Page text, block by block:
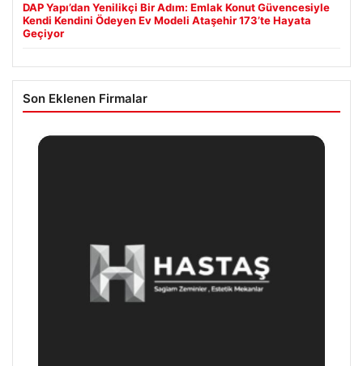
DAP Yapı’dan Yenilikçi Bir Adım: Emlak Konut Güvencesiyle
Kendi Kendini Ödeyen Ev Modeli Ataşehir 173’te Hayata
Geçiyor
Son Eklenen Firmalar